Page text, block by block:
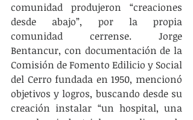
comunidad produjeron “creaciones
desde abajo”, por la propia
comunidad cerrense. Jorge
Bentancur, con documentación de la
Comisión de Fomento Edilicio y Social
del Cerro fundada en 1950, mencionó
objetivos y logros, buscando desde su
creación instalar “un hospital, una